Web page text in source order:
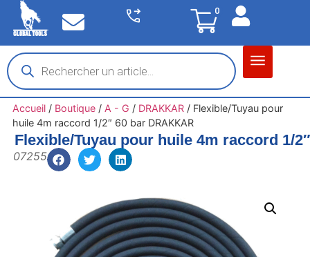
0
Accueil/ Boutique/ A - G / DRAKKAR/ Flexible/Tuyau pour
huile 4m raccord 1/2″ 60 bar DRAKKAR
Flexible/Tuyau pour huile 4m raccord 1/
07255